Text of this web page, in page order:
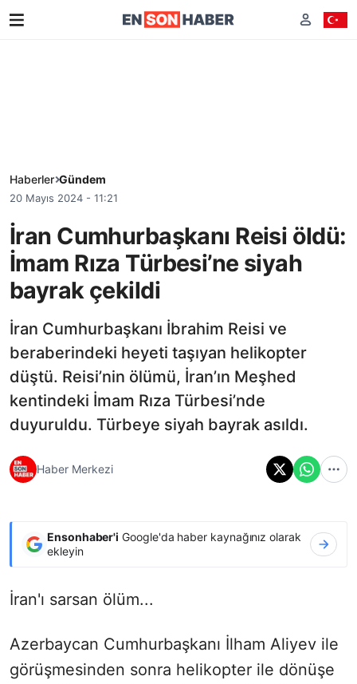
Haberler Gündem
20 Mayıs 2024 - 11:21
İran Cumhurbaşkanı Reisi öldü:
İmam Rıza Türbesi’ne siyah
bayrak çekildi
İran Cumhurbaşkanı İbrahim Reisi ve
beraberindeki heyeti taşıyan helikopter
düştü. Reisi’nin ölümü, İran’ın Meşhed
kentindeki İmam Rıza Türbesi’nde
duyuruldu. Türbeye siyah bayrak asıldı.
Haber Merkezi
Ensonhaber'i Google'da haber kaynağınız olarak
ekleyin
İran'ı sarsan ölüm...
Azerbaycan Cumhurbaşkanı İlham Aliyev ile
görüşmesinden sonra helikopter ile dönüşe